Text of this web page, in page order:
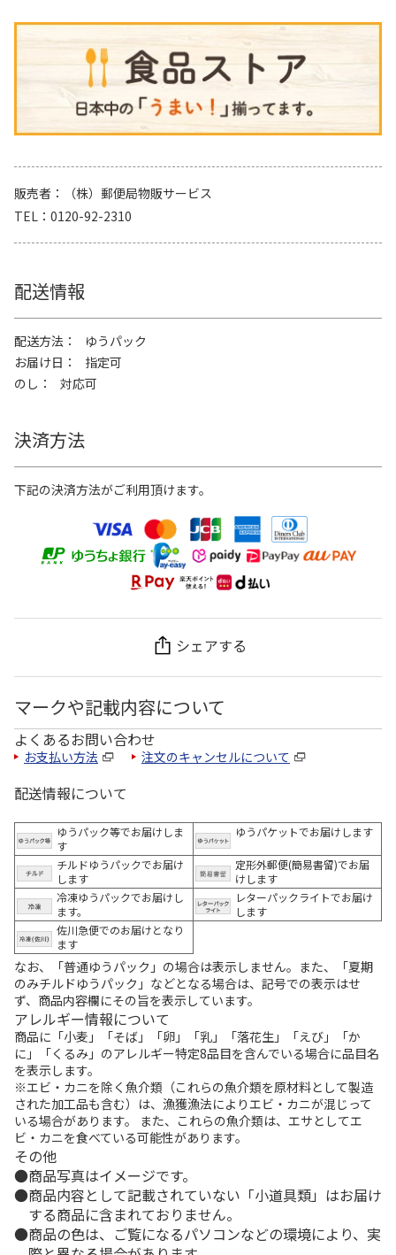
販売者
（株）郵便局物販サービス
TEL
0120-92-2310
配送情報
配送方法
ゆうパック
お届け日
指定可
のし
対応可
決済方法
下記の決済方法がご利用頂けます。
シェアする
マークや記載内容について
よくあるお問い合わせ
お支払い方法 注文のキャンセルについて
配送情報について
ゆうパック等でお届けしま
す
ゆうパケットでお届けします
チルドゆうパックでお届け
します
定形外郵便(簡易書留)でお届
けします
冷凍ゆうパックでお届けし
ます。
レターパックライトでお届け
します
佐川急便でのお届けとなり
ます
なお、「普通ゆうパック」の場合は表示しません。また、「夏期
のみチルドゆうパック」などとなる場合は、記号での表示はせ
ず、商品内容欄にその旨を表示しています。
アレルギー情報について
商品に「小麦」「そば」「卵」「乳」「落花生」「えび」「か
に」「くるみ」のアレルギー特定8品目を含んでいる場合に品目名
を表示します。
※エビ・カニを除く魚介類（これらの魚介類を原材料として製造
された加工品も含む）は、漁獲漁法によりエビ・カニが混じって
いる場合があります。 また、これらの魚介類は、エサとしてエ
ビ・カニを食べている可能性があります。
その他
商品写真はイメージです。
商品内容として記載されていない「小道具類」はお届け
する商品に含まれておりません。
商品の色は、ご覧になるパソコンなどの環境により、実